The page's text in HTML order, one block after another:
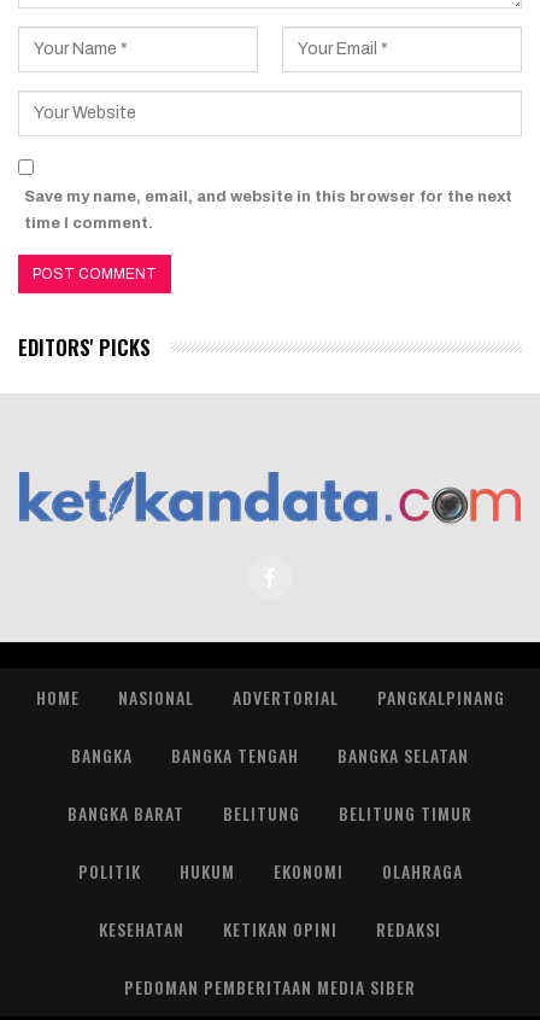
Save my name, email, and website in this browser for the next
time I comment.
EDITORS' PICKS
HOME NASIONAL ADVERTORIAL PANGKALPINANG
BANGKA BANGKA TENGAH BANGKA SELATAN
BANGKA BARAT BELITUNG BELITUNG TIMUR
POLITIK HUKUM EKONOMI OLAHRAGA
KESEHATAN KETIKAN OPINI REDAKSI
PEDOMAN PEMBERITAAN MEDIA SIBER